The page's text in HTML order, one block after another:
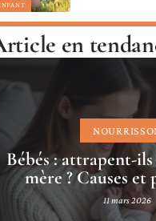
en
Bébés : attrapent-
mère ? Causes
11 mars 2026